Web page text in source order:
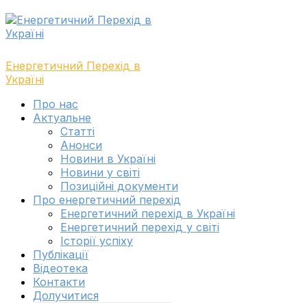
Skip
to
navigation
Skip
to
content
Енергетичний Перехід в
Україні
Toggle
navigation
Про нас
Актуальне
Cтатті
Анонси
Новини в Україні
Новини у світі
Позиційні документи
Про енергетичний перехід
Енергетичний перехід в Україні
Енергетичний перехід у світі
Історії успіху
Публікації
Відеотека
Контакти
Долучитися